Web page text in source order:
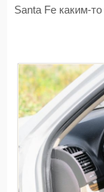
Santa Fе каким-